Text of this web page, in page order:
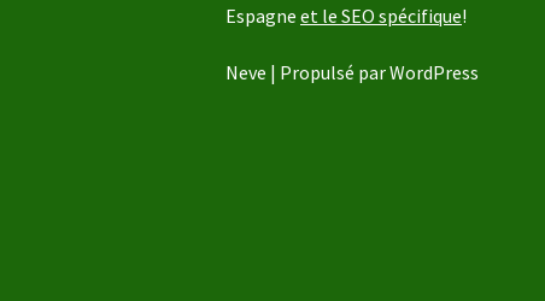
Espagne et le SEO spécifique!
Neve | Propulsé parWordPress